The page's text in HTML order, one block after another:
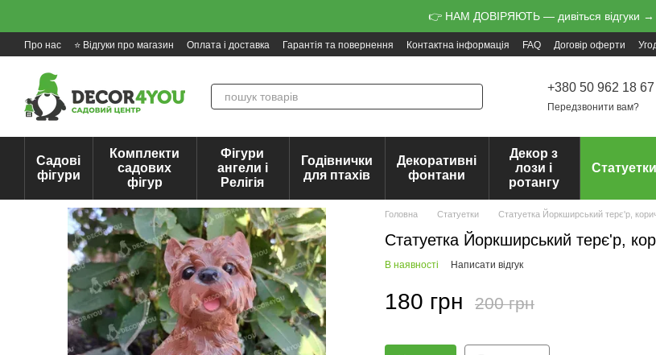
👉 НАМ ДОВІРЯЮТЬ — дивіться відгуки →
Про нас ⭐ Відгуки про магазин Оплата і доставка Гарантія та повернення Контактна інформація FAQ Договір оферти
+380 50 962 18 67
Передзвонити вам?
Садові
фігури
Комплекти
садових
фігур
Фігури
ангели і
Релігія
Годівнички
для птахів
Декоративні
фонтани
Декор з
лози і
ротангу
Статуетки
Головна Статуетки Статуетка Йоркширський терє'р,
Статуетка Йоркширський терє'р,
В наявності Написати відгук
180 грн 200 грн